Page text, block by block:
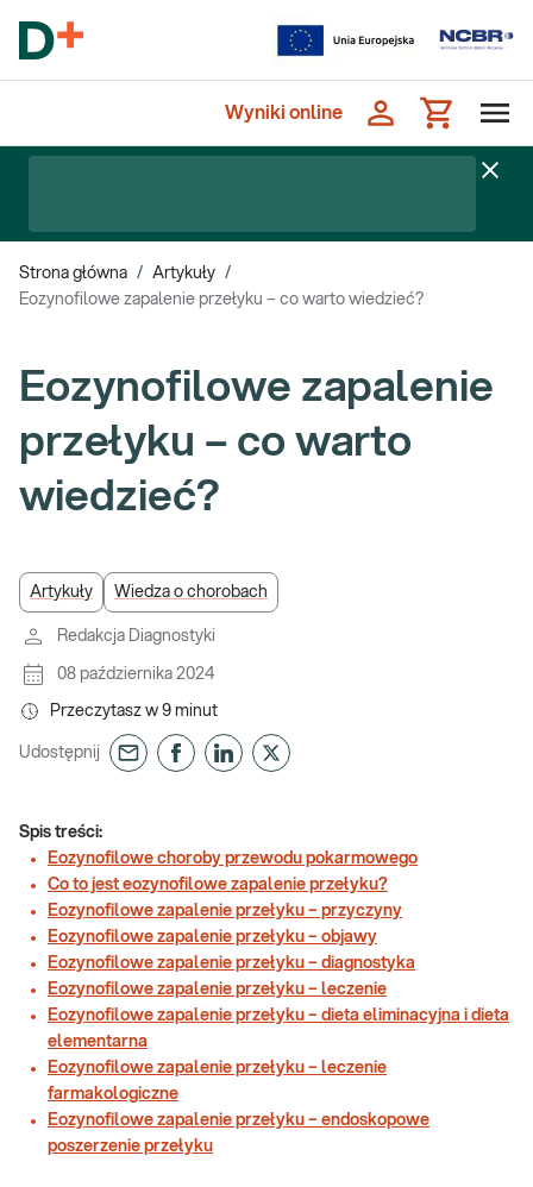
Wyniki online
Strona główna / Artykuły /
Eozynofilowe zapalenie przełyku – co warto wiedzieć?
Eozynofilowe zapalenie
przełyku – co warto
wiedzieć?
Artykuły Wiedza o chorobach
Redakcja Diagnostyki
08 października 2024
Przeczytasz w 9 minut
Udostępnij
Spis treści:
Eozynofilowe choroby przewodu pokarmowego
Co to jest eozynofilowe zapalenie przełyku?
Eozynofilowe zapalenie przełyku – przyczyny
Eozynofilowe zapalenie przełyku – objawy
Eozynofilowe zapalenie przełyku – diagnostyka
Eozynofilowe zapalenie przełyku – leczenie
Eozynofilowe zapalenie przełyku – dieta eliminacyjna i dieta
elementarna
Eozynofilowe zapalenie przełyku – leczenie
farmakologiczne
Eozynofilowe zapalenie przełyku – endoskopowe
poszerzenie przełyku